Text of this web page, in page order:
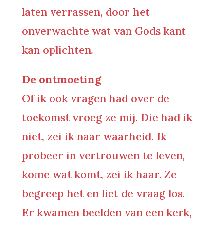
laten verrassen, door het
onverwachte wat van Gods kant
kan oplichten.
De ontmoeting
Of ik ook vragen had over de
toekomst vroeg ze mij. Die had ik
niet, zei ik naar waarheid. Ik
probeer in vertrouwen te leven,
kome wat komt, zei ik haar. Ze
begreep het en liet de vraag los.
Er kwamen beelden van een kerk,